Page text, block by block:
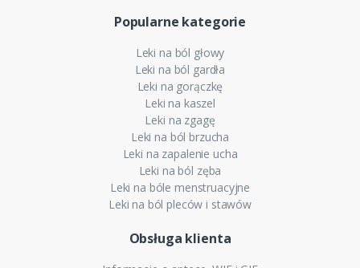
Popularne kategorie
Leki na ból głowy
Leki na ból gardła
Leki na gorączkę
Leki na kaszel
Leki na zgagę
Leki na ból brzucha
Leki na zapalenie ucha
Leki na ból zęba
Leki na bóle menstruacyjne
Leki na ból pleców i stawów
Obsługa klienta